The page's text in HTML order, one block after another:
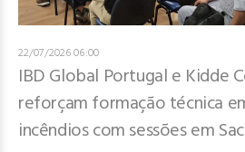
22/07/2026 06:00
IBD Global Portugal e Kidde
reforçam formação técnica
incêndios com sessões em